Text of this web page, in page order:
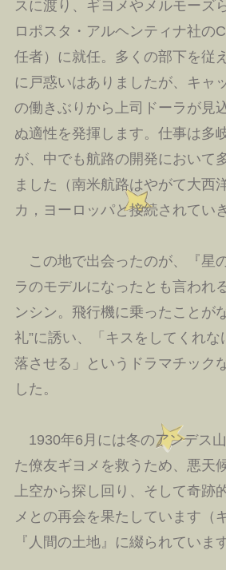
スに渡り、ギヨメやメルモーズ
ロポスタ・アルヘンティナ社の
任者）に就任。多くの部下を従
に戸惑いはありましたが、キャ
の働きぶりから上司ドーラが見
ぬ適性を発揮します。仕事は多
が、中でも航路の開発において
ました（南米航路はやがて大西
カ，ヨーロッパと接続されてい
この地で出会ったのが、『星
ラのモデルになったとも言われ
ンシン。飛行機に乗ったことが
礼”に誘い、「キスをしてくれ
落させる」というドラマチック
した。
1930年6月には冬のアンデス
た僚友ギヨメを救うため、悪天
上空から探し回り、そして奇跡
メとの再会を果たしています（
『人間の土地』に綴られていま